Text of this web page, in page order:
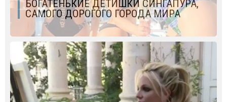
БОГАТЕНЬКИЕ ДЕТИШКИ СИНГАПУРА,
САМОГО ДОРОГОГО ГОРОДА МИРА